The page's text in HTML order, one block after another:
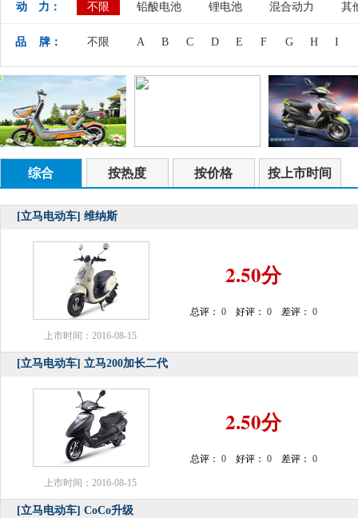
动 力： 不限 铅酸电池 锂电池 混合动力 其
品 牌： 不限 A B C D E F G H I
综合 按热度 按价格 按上市时间
[立马电动车] 维纳斯
上市时间：2016-08-15
2.50分
总评： 0 好评： 0 差评： 0
[立马电动车] 立马200加长二代
上市时间：2016-08-15
2.50分
总评： 0 好评： 0 差评： 0
[立马电动车] CoCo升级